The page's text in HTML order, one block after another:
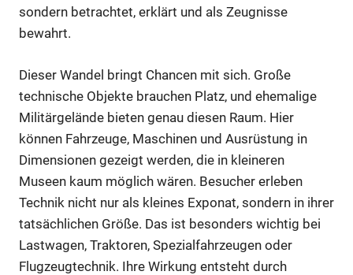
sondern betrachtet, erklärt und als Zeugnisse
bewahrt.
Dieser Wandel bringt Chancen mit sich. Große
technische Objekte brauchen Platz, und ehemalige
Militärgelände bieten genau diesen Raum. Hier
können Fahrzeuge, Maschinen und Ausrüstung in
Dimensionen gezeigt werden, die in kleineren
Museen kaum möglich wären. Besucher erleben
Technik nicht nur als kleines Exponat, sondern in ihrer
tatsächlichen Größe. Das ist besonders wichtig bei
Lastwagen, Traktoren, Spezialfahrzeugen oder
Flugzeugtechnik. Ihre Wirkung entsteht durch